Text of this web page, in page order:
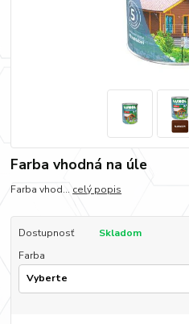
Farba vhodná na úle
Farba vhod... celý popis
Dostupnosť
Skladom
Farba